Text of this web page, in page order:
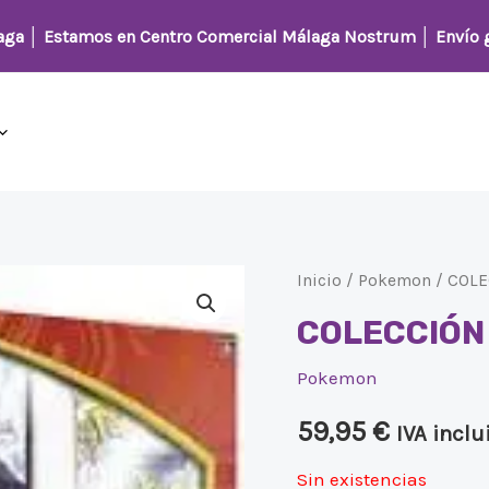
│ Estamos en Centro Comercial Málaga Nostrum │
Inicio / Pokemon /
Pokemon
59,95 € IVA
Sin existencias